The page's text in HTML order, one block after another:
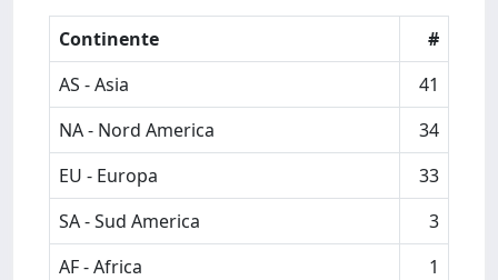
Continente
#
AS - Asia
41
NA - Nord America
34
EU - Europa
33
SA - Sud America
3
AF - Africa
1